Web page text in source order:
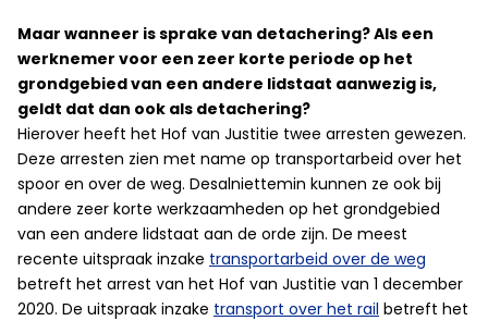
Maar wanneer is sprake van detachering? Als een
werknemer voor een zeer korte periode op het
grondgebied van een andere lidstaat aanwezig is,
geldt dat dan ook als detachering?
Hierover heeft het Hof van Justitie twee arresten gewezen.
Deze arresten zien met name op transportarbeid over het
spoor en over de weg. Desalniettemin kunnen ze ook bij
andere zeer korte werkzaamheden op het grondgebied
van een andere lidstaat aan de orde zijn. De meest
recente uitspraak inzake transportarbeid over de weg
betreft het arrest van het Hof van Justitie van 1 december
2020. De uitspraak inzake transport over het rail betreft het